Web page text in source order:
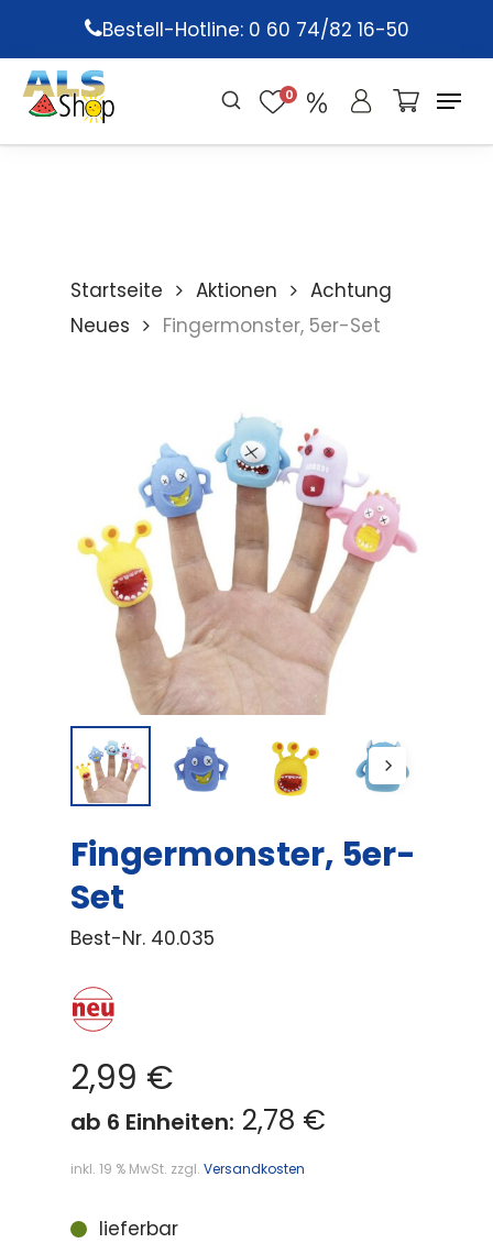
main
content
Bestell-Hotline: 0 60 74/82 16-50
0
Startseite Aktionen
Achtung
Neues
Fingermonster, 5er-Set
Fingermonster, 5er-
Set
Best-Nr. 40.035
2,99 €
ab 6 Einheiten: 2,78 €
inkl. 19 % MwSt. zzgl. Versandkosten
lieferbar